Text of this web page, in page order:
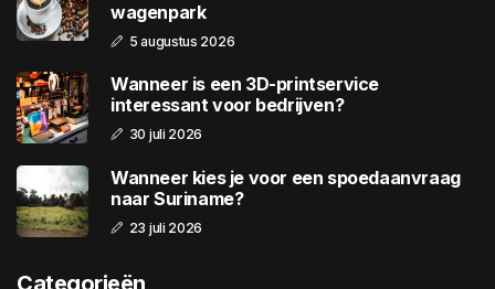
wagenpark
5 augustus 2026
Wanneer is een 3D-printservice
interessant voor bedrijven?
30 juli 2026
Wanneer kies je voor een spoedaanvraag
naar Suriname?
23 juli 2026